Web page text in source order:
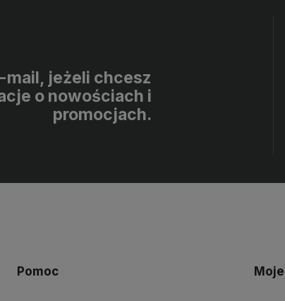
mail, jeżeli chcesz
o nowościach i
promocjach.
Pomoc